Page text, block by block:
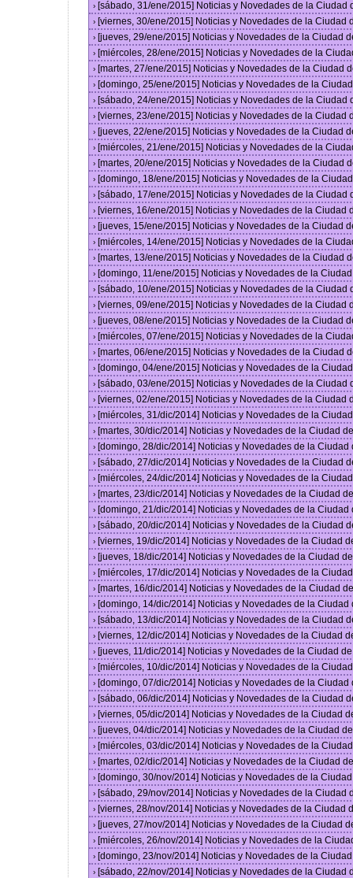
› [sábado, 31/ene/2015] Noticias y Novedades de la Ciudad
› [viernes, 30/ene/2015] Noticias y Novedades de la Ciudad
› [jueves, 29/ene/2015] Noticias y Novedades de la Ciudad
› [miércoles, 28/ene/2015] Noticias y Novedades de la
› [martes, 27/ene/2015] Noticias y Novedades de la Ciudad
› [domingo, 25/ene/2015] Noticias y Novedades de la
› [sábado, 24/ene/2015] Noticias y Novedades de la Ciudad
› [viernes, 23/ene/2015] Noticias y Novedades de la Ciudad
› [jueves, 22/ene/2015] Noticias y Novedades de la Ciudad
› [miércoles, 21/ene/2015] Noticias y Novedades de la
› [martes, 20/ene/2015] Noticias y Novedades de la Ciudad
› [domingo, 18/ene/2015] Noticias y Novedades de la
› [sábado, 17/ene/2015] Noticias y Novedades de la Ciudad
› [viernes, 16/ene/2015] Noticias y Novedades de la Ciudad
› [jueves, 15/ene/2015] Noticias y Novedades de la Ciudad
› [miércoles, 14/ene/2015] Noticias y Novedades de la
› [martes, 13/ene/2015] Noticias y Novedades de la Ciudad
› [domingo, 11/ene/2015] Noticias y Novedades de la
› [sábado, 10/ene/2015] Noticias y Novedades de la Ciudad
› [viernes, 09/ene/2015] Noticias y Novedades de la Ciudad
› [jueves, 08/ene/2015] Noticias y Novedades de la Ciudad
› [miércoles, 07/ene/2015] Noticias y Novedades de la
› [martes, 06/ene/2015] Noticias y Novedades de la Ciudad
› [domingo, 04/ene/2015] Noticias y Novedades de la
› [sábado, 03/ene/2015] Noticias y Novedades de la Ciudad
› [viernes, 02/ene/2015] Noticias y Novedades de la Ciudad
› [miércoles, 31/dic/2014] Noticias y Novedades de la
› [martes, 30/dic/2014] Noticias y Novedades de la Ciudad
› [domingo, 28/dic/2014] Noticias y Novedades de la
› [sábado, 27/dic/2014] Noticias y Novedades de la Ciudad
› [miércoles, 24/dic/2014] Noticias y Novedades de la
› [martes, 23/dic/2014] Noticias y Novedades de la Ciudad
› [domingo, 21/dic/2014] Noticias y Novedades de la
› [sábado, 20/dic/2014] Noticias y Novedades de la Ciudad
› [viernes, 19/dic/2014] Noticias y Novedades de la Ciudad
› [jueves, 18/dic/2014] Noticias y Novedades de la Ciudad
› [miércoles, 17/dic/2014] Noticias y Novedades de la
› [martes, 16/dic/2014] Noticias y Novedades de la Ciudad
› [domingo, 14/dic/2014] Noticias y Novedades de la
› [sábado, 13/dic/2014] Noticias y Novedades de la Ciudad
› [viernes, 12/dic/2014] Noticias y Novedades de la Ciudad
› [jueves, 11/dic/2014] Noticias y Novedades de la Ciudad
› [miércoles, 10/dic/2014] Noticias y Novedades de la
› [domingo, 07/dic/2014] Noticias y Novedades de la
› [sábado, 06/dic/2014] Noticias y Novedades de la Ciudad
› [viernes, 05/dic/2014] Noticias y Novedades de la Ciudad
› [jueves, 04/dic/2014] Noticias y Novedades de la Ciudad
› [miércoles, 03/dic/2014] Noticias y Novedades de la
› [martes, 02/dic/2014] Noticias y Novedades de la Ciudad
› [domingo, 30/nov/2014] Noticias y Novedades de la
› [sábado, 29/nov/2014] Noticias y Novedades de la Ciudad
› [viernes, 28/nov/2014] Noticias y Novedades de la Ciudad
› [jueves, 27/nov/2014] Noticias y Novedades de la Ciudad
› [miércoles, 26/nov/2014] Noticias y Novedades de la
› [domingo, 23/nov/2014] Noticias y Novedades de la
› [sábado, 22/nov/2014] Noticias y Novedades de la Ciudad